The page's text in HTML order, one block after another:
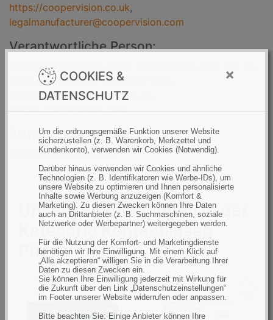
COOKIES &
DATENSCHUTZ
×
Um die ordnungsgemäße Funktion unserer Website
sicherzustellen (z. B. Warenkorb, Merkzettel und
Kundenkonto), verwenden wir Cookies (Notwendig).
Darüber hinaus verwenden wir Cookies und ähnliche
Technologien (z. B. Identifikatoren wie Werbe-IDs), um
unsere Website zu optimieren und Ihnen personalisierte
Inhalte sowie Werbung anzuzeigen (Komfort &
Marketing). Zu diesen Zwecken können Ihre Daten
auch an Drittanbieter (z. B. Suchmaschinen, soziale
Netzwerke oder Werbepartner) weitergegeben werden.
Für die Nutzung der Komfort- und Marketingdienste
benötigen wir Ihre Einwilligung. Mit einem Klick auf
„Alle akzeptieren“ willigen Sie in die Verarbeitung Ihrer
Daten zu diesen Zwecken ein.
Sie können Ihre Einwilligung jederzeit mit Wirkung für
die Zukunft über den Link „Datenschutzeinstellungen“
im Footer unserer Website widerrufen oder anpassen.
Bitte beachten Sie: Einige Anbieter können Ihre
https://coopervision.co.uk,
legalmanufacturer@coopervision.com
Verantwortliche Person:
CooperVision CL Kft. [EN], Gorcsev Iván utca 7. C ép,
ProLogis Business Park, 2360 Gyál,
Ungarn,https://coopervision.hu
AR@hu.coopervision.com
Sicherheitshinweise:
Gebrauchsanweisungen
Unsere Empfehlungen in der
Kategorie Kontaktlinsen
Pflege